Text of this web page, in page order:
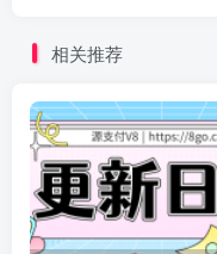
相关推荐